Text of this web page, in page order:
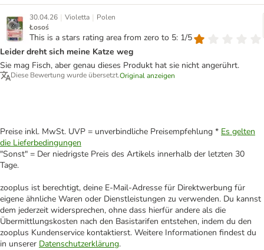
30.04.26 | Violetta | Polen
Łosoś
This is a stars rating area from zero to 5: 1/5
Leider dreht sich meine Katze weg
Sie mag Fisch, aber genau dieses Produkt hat sie nicht angerührt.
Diese Bewertung wurde übersetzt.Original anzeigen
Preise inkl. MwSt. UVP = unverbindliche Preisempfehlung * Es gelten
die Lieferbedingungen
"Sonst" = Der niedrigste Preis des Artikels innerhalb der letzten 30
Tage.
zooplus ist berechtigt, deine E-Mail-Adresse für Direktwerbung für
eigene ähnliche Waren oder Dienstleistungen zu verwenden. Du kannst
dem jederzeit widersprechen, ohne dass hierfür andere als die
Übermittlungskosten nach den Basistarifen entstehen, indem du den
zooplus Kundenservice kontaktierst. Weitere Informationen findest du
in unserer Datenschutzerklärung.